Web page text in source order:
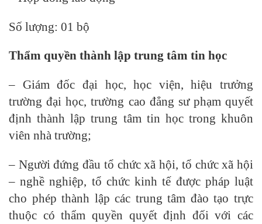
Số lượng: 01 bộ
Thẩm quyền thành lập trung tâm tin học
– Giám đốc đại học, học viện, hiệu trưởng
trường đại học, trường cao đẳng sư phạm quyết
định thành lập trung tâm tin học trong khuôn
viên nhà trường;
– Người đứng đầu tổ chức xã hội, tổ chức xã hội
– nghề nghiệp, tổ chức kinh tế được pháp luật
cho phép thành lập các trung tâm đào tạo trực
thuộc có thẩm quyền quyết định đối với các